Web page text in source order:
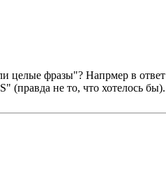
целые фразы"? Напрмер в
(правда не то, что хотелось бы).